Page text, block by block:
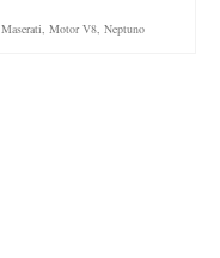
Maserati, Motor V8, Neptuno